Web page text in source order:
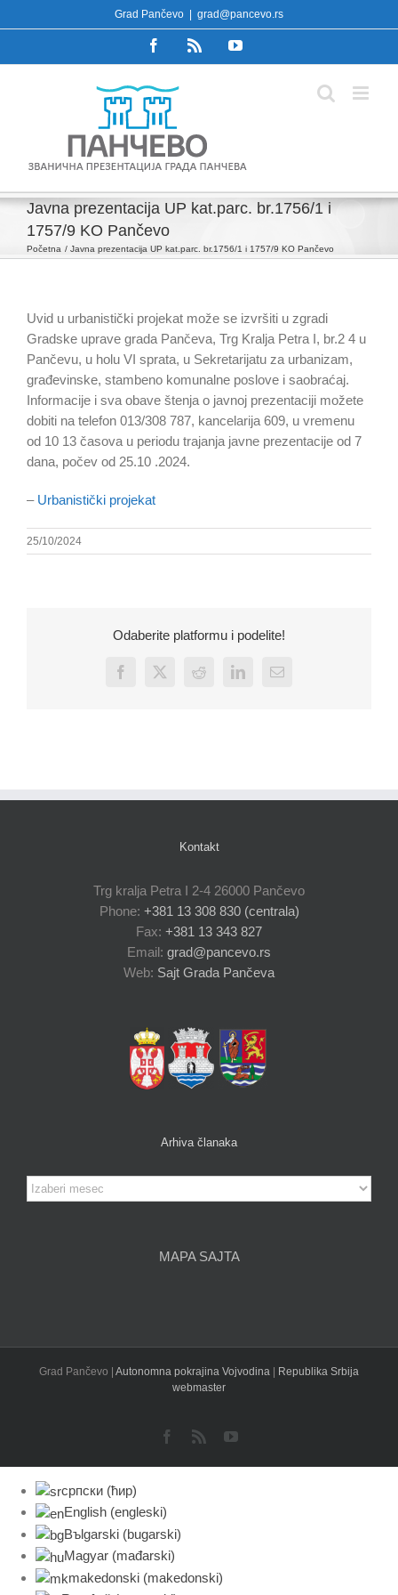
to
Grad Pančevo grad@pancevo.rs
FacebookRss YouTube
Javna prezentacija UP kat.parc. br.1756/1 i
1757/9 KO Pančevo
Početna Javna prezentacija UP kat.parc. br.1756/1 i 1757/9 KO Pančevo
Uvid u urbanistički projekat može se izvršiti u zgradi
Gradske uprave grada Pančeva, Trg Kralja Petra I, br.2 4 u
Pančevu, u holu VI sprata, u Sekretarijatu za urbanizam,
građevinske, stambeno komunalne poslove i saobraćaj.
Informacije i sva obave štenja o javnoj prezentaciji možete
dobiti na telefon 013/308 787, kancelarija 609, u vremenu
od 10 13 časova u periodu trajanja javne prezentacije od 7
dana, počev od 25.10 .2024.
– Urbanistički projekat
25/10/2024
Odaberite platformu i podelite!
Facebook
X Reddit LinkedInEmail
Kontakt
Trg kralja Petra I 2-4 26000 Pančevo
Phone: +381 13 308 830 (centrala)
Fax: +381 13 343 827
Email: grad@pancevo.rs
Web: Sajt Grada Pančeva
Arhiva članaka
Arhiva
članaka
MAPA SAJTA
Grad Pančevo | Autonomna pokrajina Vojvodina | Republika Srbija
webmaster
Facebook
Rss YouTube
српски (ћир)
English (engleski)
Bъlgarski (bugarski)
Magyar (mađarski)
makedonski (makedonski)